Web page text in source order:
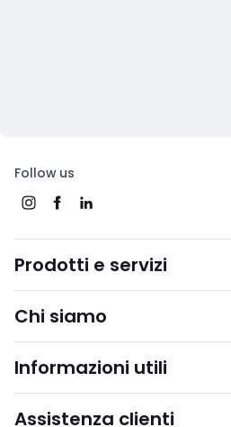
Follow us
Prodotti e servizi
Chi siamo
Informazioni utili
Assistenza clienti